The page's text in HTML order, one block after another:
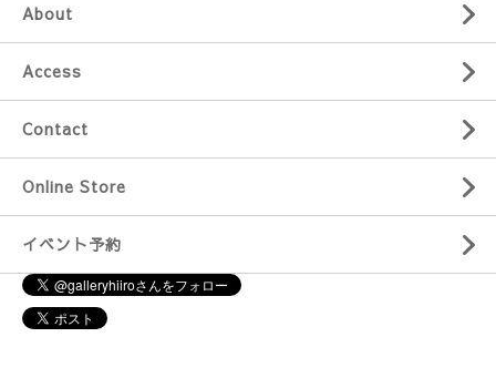
About
Access
Contact
Online Store
イベント予約